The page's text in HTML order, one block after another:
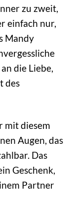
zu zweit,
einfach nur,
Mandy
die Liebe,
des
mit diesem
Augen, das
Das
Geschenk,
Partner